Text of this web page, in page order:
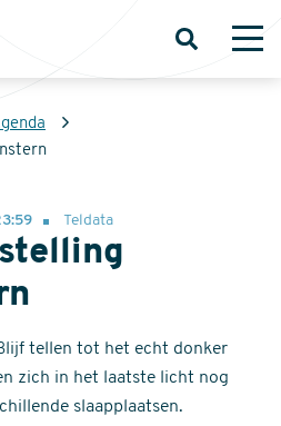
Open
Teldata
tellen tot het echt donker
zich in het laatste licht nog
slaapplaatsen.